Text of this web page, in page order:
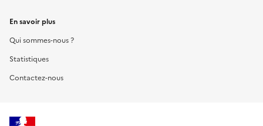
En savoir plus
Qui sommes-nous ?
Statistiques
Contactez-nous